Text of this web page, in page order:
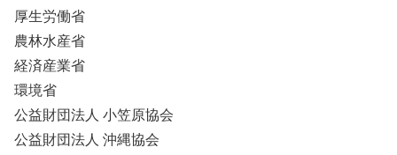
厚生労働省
農林水産省
経済産業省
環境省
公益財団法人 小笠原協会
公益財団法人 沖縄協会